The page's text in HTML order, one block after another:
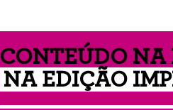
CONTEÚDO NA
NA EDIÇÃO